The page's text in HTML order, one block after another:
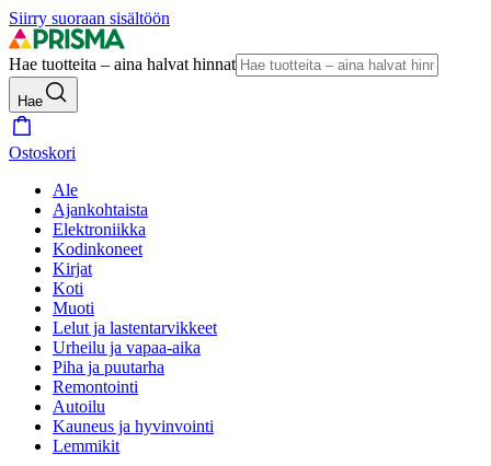
Siirry suoraan sisältöön
Hae tuotteita – aina halvat hinnat
Hae
Ostoskori
Ale
Ajankohtaista
Elektroniikka
Kodinkoneet
Kirjat
Koti
Muoti
Lelut ja lastentarvikkeet
Urheilu ja vapaa-aika
Piha ja puutarha
Remontointi
Autoilu
Kauneus ja hyvinvointi
Lemmikit